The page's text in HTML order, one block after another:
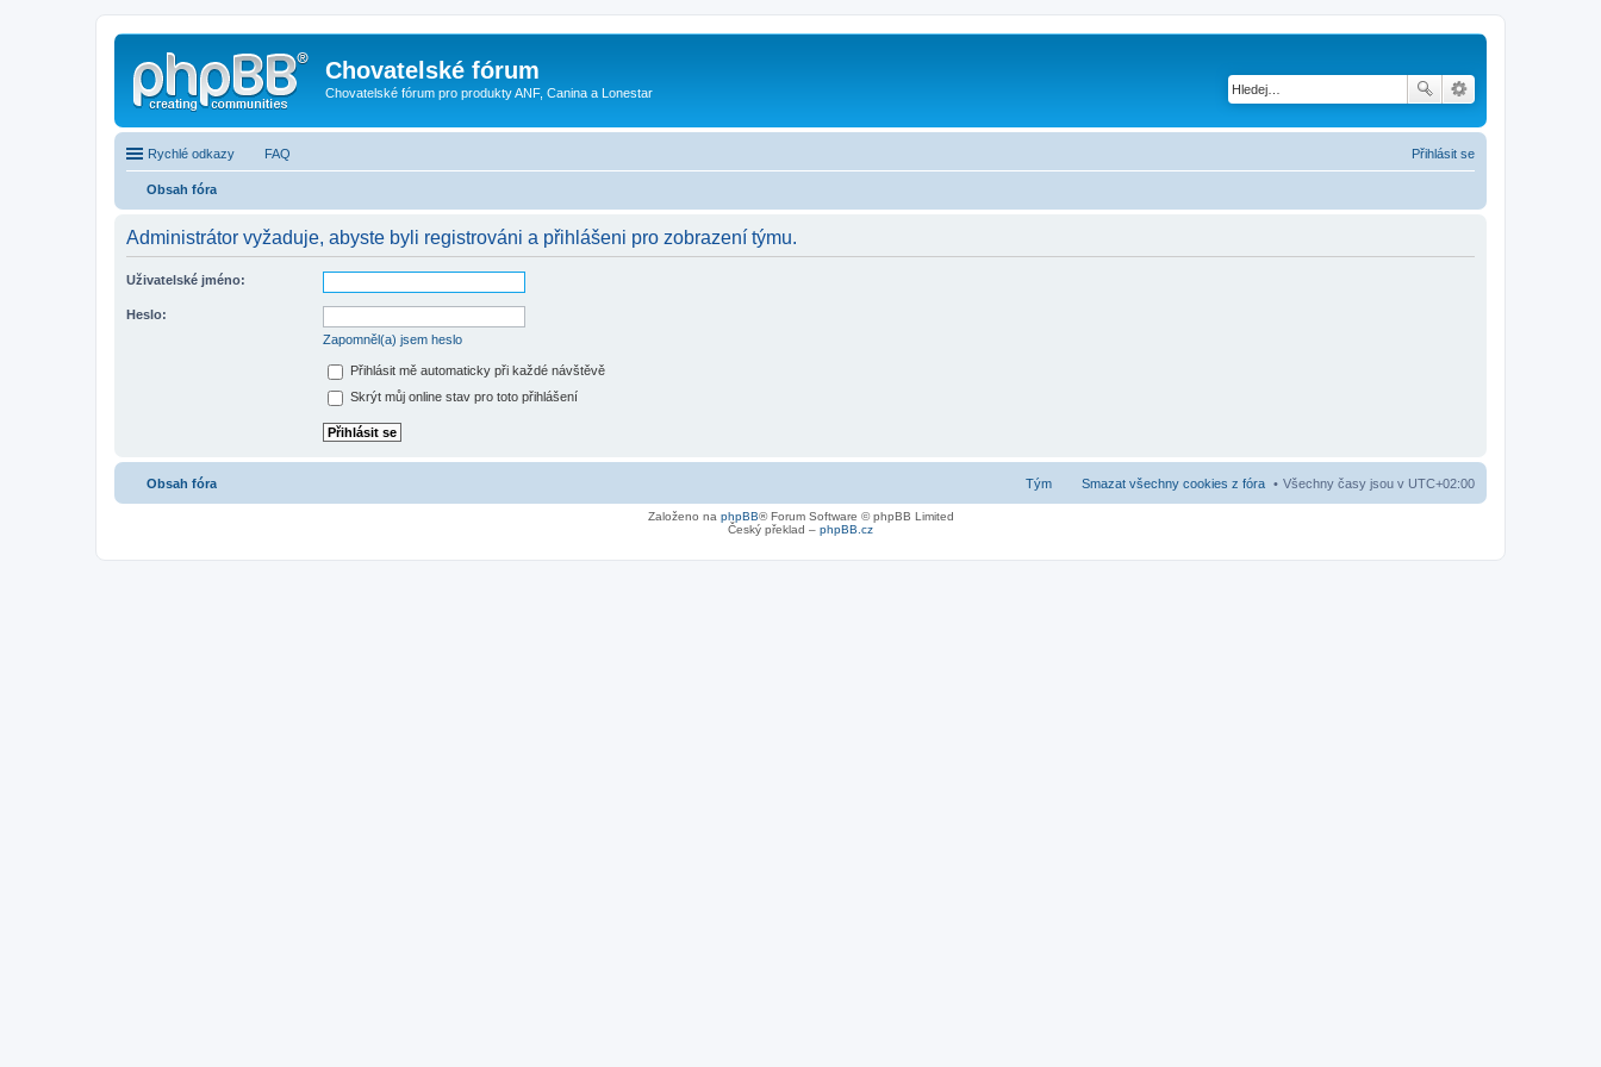
Chovatelské fórum
Chovatelské fórum pro produkty ANF, Canina a Lonestar
Rychlé odkazy FAQ Přihlásit se
Obsah fóra
Administrátor vyžaduje, abyste byli registrováni a přihlášeni pro zobrazení týmu.
Uživatelské jméno:
Heslo:
Zapomněl(a) jsem heslo
Přihlásit mě automaticky při každé návštěvě
Skrýt můj online stav pro toto přihlášení
Obsah fóra Všechny časy jsou v UTC+02:00
Smazat všechny cookies z fóra
Tým
Založeno na phpBB® Forum Software © phpBB Limited
Český překlad – phpBB.cz